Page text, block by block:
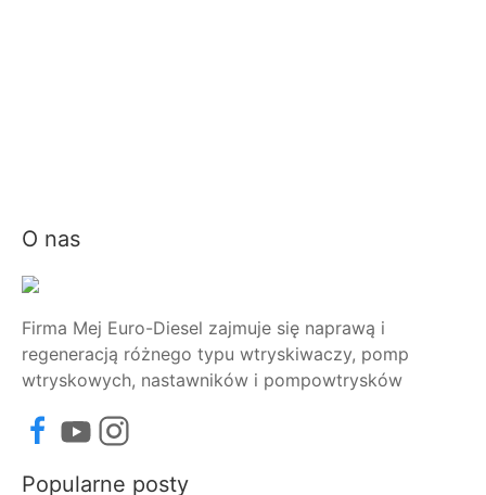
O nas
Firma Mej Euro-Diesel zajmuje się naprawą i
regeneracją różnego typu wtryskiwaczy, pomp
wtryskowych, nastawników i pompowtrysków
Popularne posty